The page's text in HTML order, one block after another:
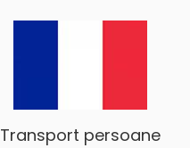
Transport persoane